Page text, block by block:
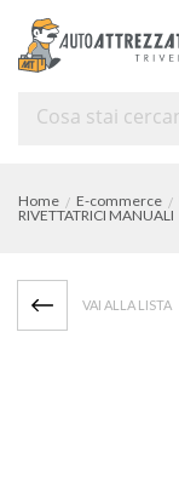
Home E-commerce
RIVETTATRICI MANUALI
VAI ALLA LISTA